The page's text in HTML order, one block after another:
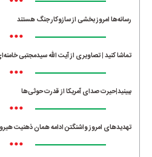
رسانه‌ها امروز بخشی از سازوکار جنگ هستند
•••
تماشا کنید | تصاویری از آیت الله سیدمجتبی
•••
ببینید|حیرت صدای آمریکا از قدرت حوثی‌ها
•••
تهدیدهای امروز واشنگتن ادامه همان ذهنیت
•••